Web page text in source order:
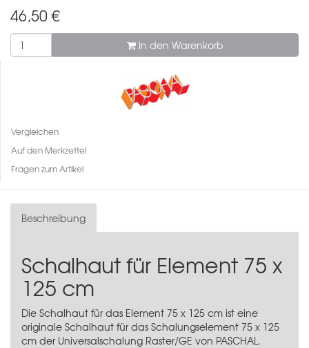
46,50 €
In den Warenkorb
Vergleichen
Auf den Merkzettel
Fragen zum Artikel
Beschreibung
Schalhaut für Element 75 x
125 cm
Die Schalhaut für das Element 75 x 125 cm ist eine
originale Schalhaut für das Schalungselement 75 x 125
cm der Universalschalung Raster/GE von PASCHAL.